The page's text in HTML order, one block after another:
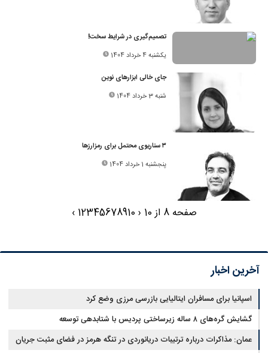
تصمیم‌گیری در شرایط سخت!
یکشنبه 4 خرداد 1404
جای خالی ابزارهای نوین
شنبه 3 خرداد 1404
۳ سناریوی محتمل برای رمزارزها
پنجشنبه 1 خرداد 1404
صفحه 8 از 10 ‹
12345678910
›
آخرین اخبار
اسپانیا برای مسافران ایتالیایی بازرسی مرزی وضع کرد
گشایش گره‌های ۸ ساله زیرساختی پردیس با شتابدهی توسعه
عمان: مذاکرات درباره ترتیبات دریانوردی در تنگه هرمز در فضای مثبت جریان